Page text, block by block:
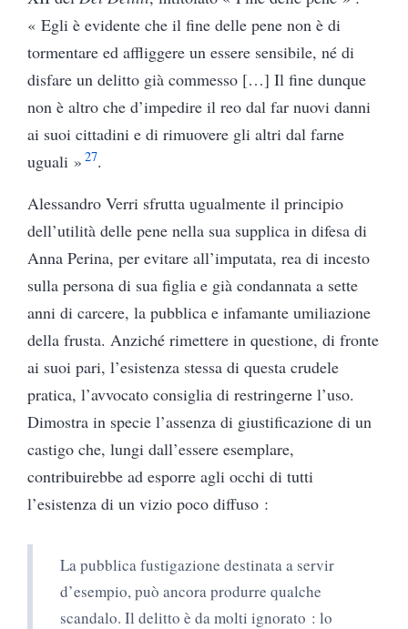
« Egli è evidente che il fine delle pene non è di
tormentare ed affliggere un essere sensibile, né di
disfare un delitto già commesso […] Il fine dunque
non è altro che d’impedire il reo dal far nuovi danni
ai suoi cittadini e di rimuovere gli altri dal farne
uguali » 27.
Alessandro Verri sfrutta ugualmente il principio
dell’utilità delle pene nella sua supplica in difesa di
Anna Perina, per evitare all’imputata, rea di incesto
sulla persona di sua figlia e già condannata a sette
anni di carcere, la pubblica e infamante umiliazione
della frusta. Anziché rimettere in questione, di fronte
ai suoi pari, l’esistenza stessa di questa crudele
pratica, l’avvocato consiglia di restringerne l’uso.
Dimostra in specie l’assenza di giustificazione di un
castigo che, lungi dall’essere esemplare,
contribuirebbe ad esporre agli occhi di tutti
l’esistenza di un vizio poco diffuso :
La pubblica fustigazione destinata a servir
d’esempio, può ancora produrre qualche
scandalo. Il delitto è da molti ignorato : lo